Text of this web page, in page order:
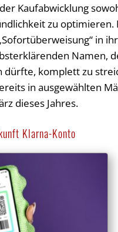
Kaufabwicklung
zu
in
Namen,
komplett zu
in ausgewählten
dieses Jahres.
Klarna-Konto